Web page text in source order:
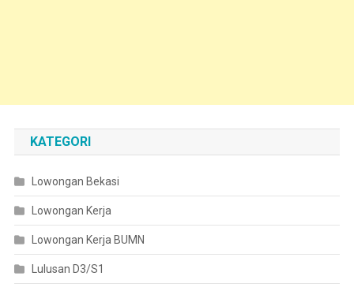
KATEGORI
Lowongan Bekasi
Lowongan Kerja
Lowongan Kerja BUMN
Lulusan D3/S1